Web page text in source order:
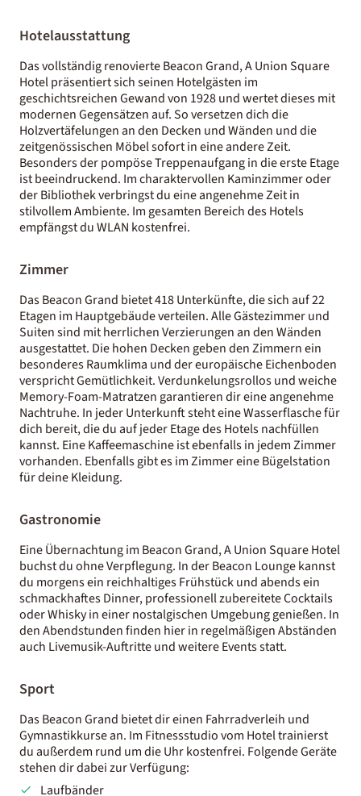
Hotelausstattung
Das vollständig renovierte Beacon Grand,A Union Square
Hotel präsentiert sich seinen Hotelgästen im
geschichtsreichen Gewand von 1928 und wertet dieses mit
modernen Gegensätzen auf. So versetzen dich die
Holzvertäfelungen an den Decken und Wänden und die
zeitgenössischen Möbel sofort in eine andere Zeit.
Besonders der pompöse Treppenaufgang in die erste Etage
ist beeindruckend. Im charaktervollen Kaminzimmer oder
der Bibliothek verbringst du eine angenehme Zeit in
stilvollem Ambiente. Im gesamten Bereich des Hotels
empfängst du WLAN kostenfrei.
Zimmer
Das Beacon Grand bietet 418 Unterkünfte, die sich auf 22
Etagen im Hauptgebäude verteilen. Alle Gästezimmer und
Suiten sind mit herrlichen Verzierungen an den Wänden
ausgestattet. Die hohen Decken geben den Zimmern ein
besonderes Raumklima und der europäische Eichenboden
verspricht Gemütlichkeit. Verdunkelungsrollos und weiche
Memory-Foam-Matratzen garantieren dir eine angenehme
Nachtruhe. In jeder Unterkunft steht eine Wasserflasche für
dich bereit, die du auf jeder Etage des Hotels nachfüllen
kannst. Eine Kaffeemaschine ist ebenfalls in jedem Zimmer
vorhanden. Ebenfalls gibt es im Zimmer eine Bügelstation
für deine Kleidung.
Gastronomie
Eine Übernachtung im Beacon Grand, A Union Square Hotel
buchst du ohne Verpflegung. In der Beacon Lounge kannst
du morgens ein reichhaltiges Frühstück und abends ein
schmackhaftes Dinner, professionell zubereitete Cocktails
oder Whisky in einer nostalgischen Umgebung genießen. In
den Abendstunden finden hier in regelmäßigen Abständen
auch Livemusik-Auftritte und weitere Events statt.
Sport
Das Beacon Grand bietet dir einen ​Fahrradverleih und
Gymnastikkurse an. Im Fitnessstudio vom Hotel trainierst
du außerdem rund um die Uhr kostenfrei. Folgende Geräte
stehen dir dabei zur Verfügung:
Laufbänder